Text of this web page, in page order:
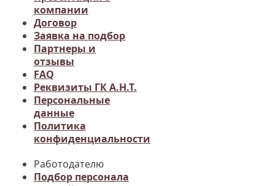
компании
Договор
Заявка на подбор
Партнеры и
отзывы
FAQ
Реквизиты ГК А.Н.Т.
Персональные
данные
Политика
конфиденциальности
Работодателю
Подбор персонала